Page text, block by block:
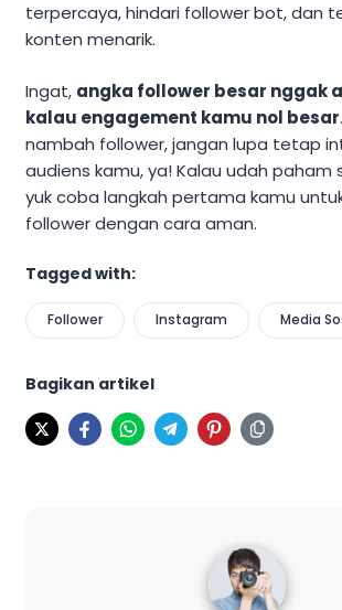
terpercaya, hindari follower bot, dan
konten menarik.
Ingat, angka follower besar nggak
kalau engagement kamu nol besar
nambah follower, jangan lupa tetap
audiens kamu, ya! Kalau udah paham
yuk coba langkah pertama kamu
follower dengan cara aman.
Tagged with:
Follower Instagram Media
Bagikan artikel